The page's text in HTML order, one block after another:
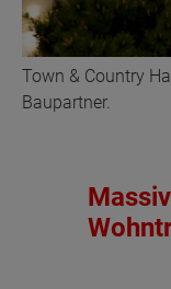
Town & Country
Baupartner.